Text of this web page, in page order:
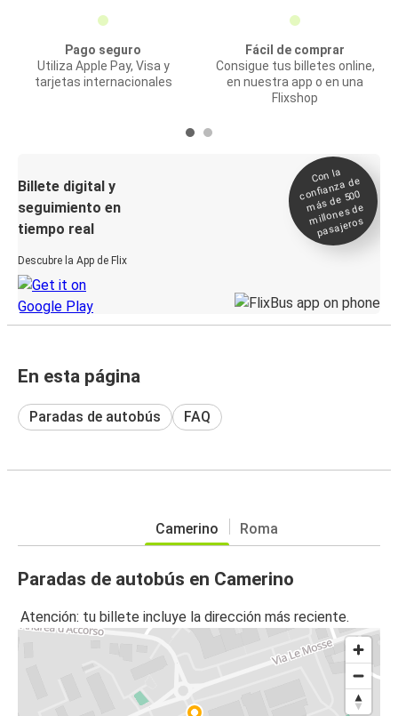
Pago seguro
Utiliza Apple Pay, Visa y
tarjetas internacionales
Fácil de comprar
Consigue tus billetes online,
en nuestra app o en una
Flixshop
Billete digital y
seguimiento en
tiempo real
Descubre la App de Flix
Con la
confianza de
más de 500
millones de
pasajeros
En esta página
Paradas de autobús FAQ
Camerino Roma
Paradas de autobús en Camerino
Atención: tu billete incluye la dirección más reciente.